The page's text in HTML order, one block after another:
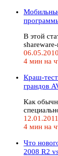
В этой
06.05.2010
4 мин на
Краш-
грандов
Как
12.01.2011
4 мин на
Что
2008 R2